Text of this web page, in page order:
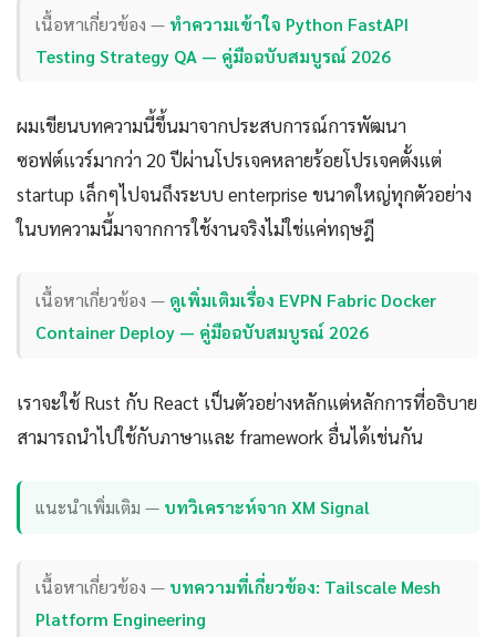
เนื้อหาเกี่ยวข้อง — ทำความเข้าใจ Python FastAPI
Testing Strategy QA — คู่มือฉบับสมบูรณ์ 2026
ผมเขียนบทความนี้ขึ้นมาจากประสบการณ์การพัฒนา
ซอฟต์แวร์มากว่า 20 ปีผ่านโปรเจคหลายร้อยโปรเจคตั้งแต่
startup เล็กๆไปจนถึงระบบ enterprise ขนาดใหญ่ทุกตัวอย่าง
ในบทความนี้มาจากการใช้งานจริงไม่ใช่แค่ทฤษฎี
เนื้อหาเกี่ยวข้อง — ดูเพิ่มเติมเรื่อง EVPN Fabric Docker
Container Deploy — คู่มือฉบับสมบูรณ์ 2026
เราจะใช้ Rust กับ React เป็นตัวอย่างหลักแต่หลักการที่อธิบาย
สามารถนำไปใช้กับภาษาและ framework อื่นได้เช่นกัน
แนะนำเพิ่มเติม — บทวิเคราะห์จาก XM Signal
เนื้อหาเกี่ยวข้อง — บทความที่เกี่ยวข้อง: Tailscale Mesh
Platform Engineering